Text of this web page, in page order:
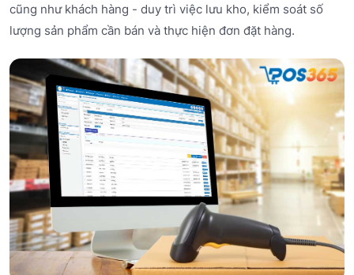
cũng như khách hàng - duy trì việc lưu kho, kiểm soát số
lượng sản phẩm cần bán và thực hiện đơn đặt hàng.